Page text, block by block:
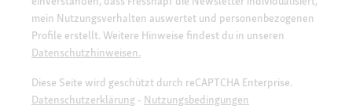
mein Nutzungsverhalten auswertet und personenbezogenen
Profile erstellt. Weitere Hinweise findest du in unseren
Datenschutzhinweisen.
Diese Seite wird geschützt durch reCAPTCHA Enterprise.
Datenschutzerklärung - Nutzungsbedingungen